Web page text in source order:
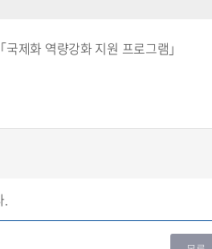
제화 역량강화 지원 프로그램」
.